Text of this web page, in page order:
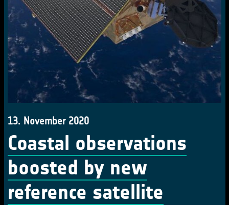
13. November 2020
Coastal observations
boosted by new
reference satellite